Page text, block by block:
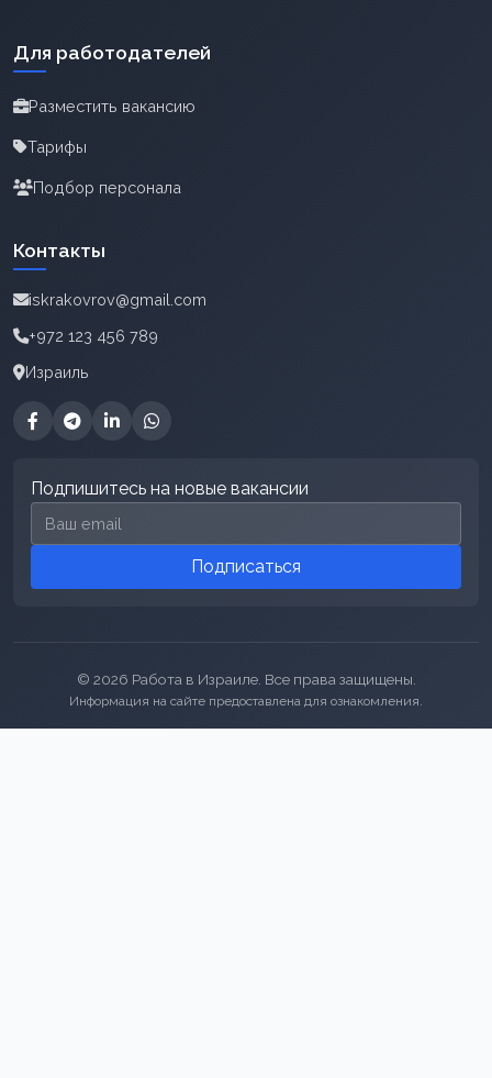
Для работодателей
Разместить вакансию
Тарифы
Подбор персонала
Контакты
iskrakovrov@gmail.com
+972 123 456 789
Израиль
Подпишитесь на новые вакансии
Email для подписки
Подписаться
© 2026 Работа в Израиле. Все права защищены.
Информация на сайте предоставлена для ознакомления.